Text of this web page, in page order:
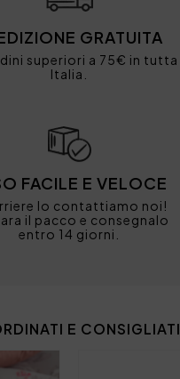
GRATUITA
superiori a 75€ in tutta
Italia.
FACILE E VELOCE
lo contattiamo noi!
il pacco e consegnalo
entro 14 giorni.
E CONSIGLIATI